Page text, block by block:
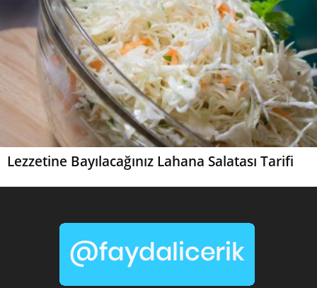
Lezzetine Bayılacağınız Lahana Salatası Tarifi